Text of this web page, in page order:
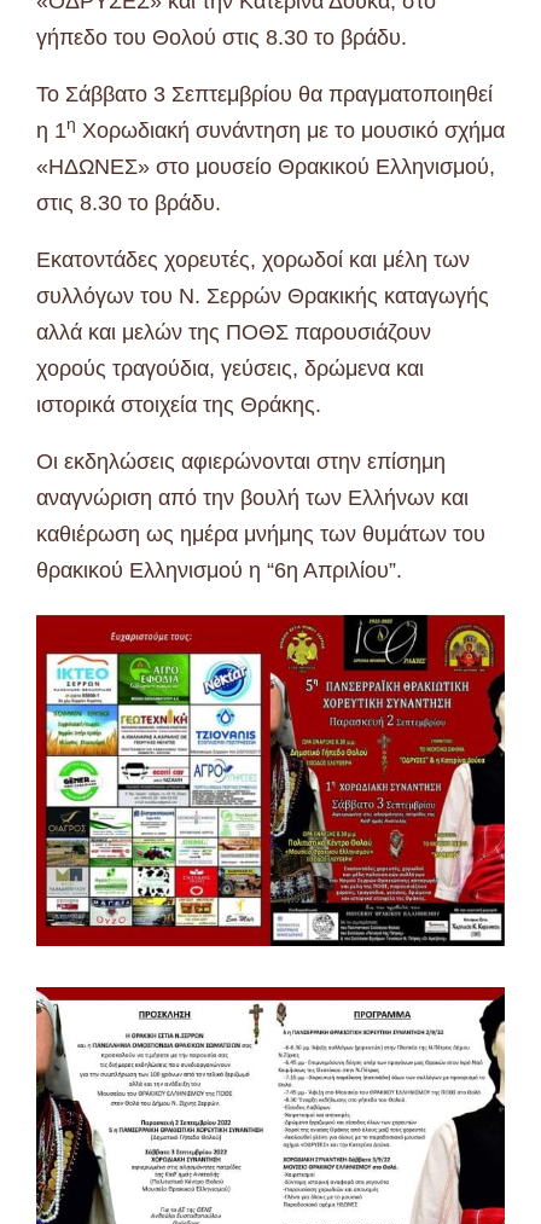
γήπεδο του Θολού στις 8.30 το βράδυ.
Το Σάββατο 3 Σεπτεμβρίου θα πραγματοποιηθεί
η 1η Χορωδιακή συνάντηση με το μουσικό σχήμα
«ΗΔΩΝΕΣ» στο μουσείο Θρακικού Ελληνισμού,
στις 8.30 το βράδυ.
Εκατοντάδες χορευτές, χορωδοί και μέλη των
συλλόγων του Ν. Σερρών Θρακικής καταγωγής
αλλά και μελών της ΠΟΘΣ παρουσιάζουν
χορούς τραγούδια, γεύσεις, δρώμενα και
ιστορικά στοιχεία της Θράκης.
Οι εκδηλώσεις αφιερώνονται στην επίσημη
αναγνώριση από την βουλή των Ελλήνων και
καθιέρωση ως ημέρα μνήμης των θυμάτων του
θρακικού Ελληνισμού η “6η Απριλίου”.